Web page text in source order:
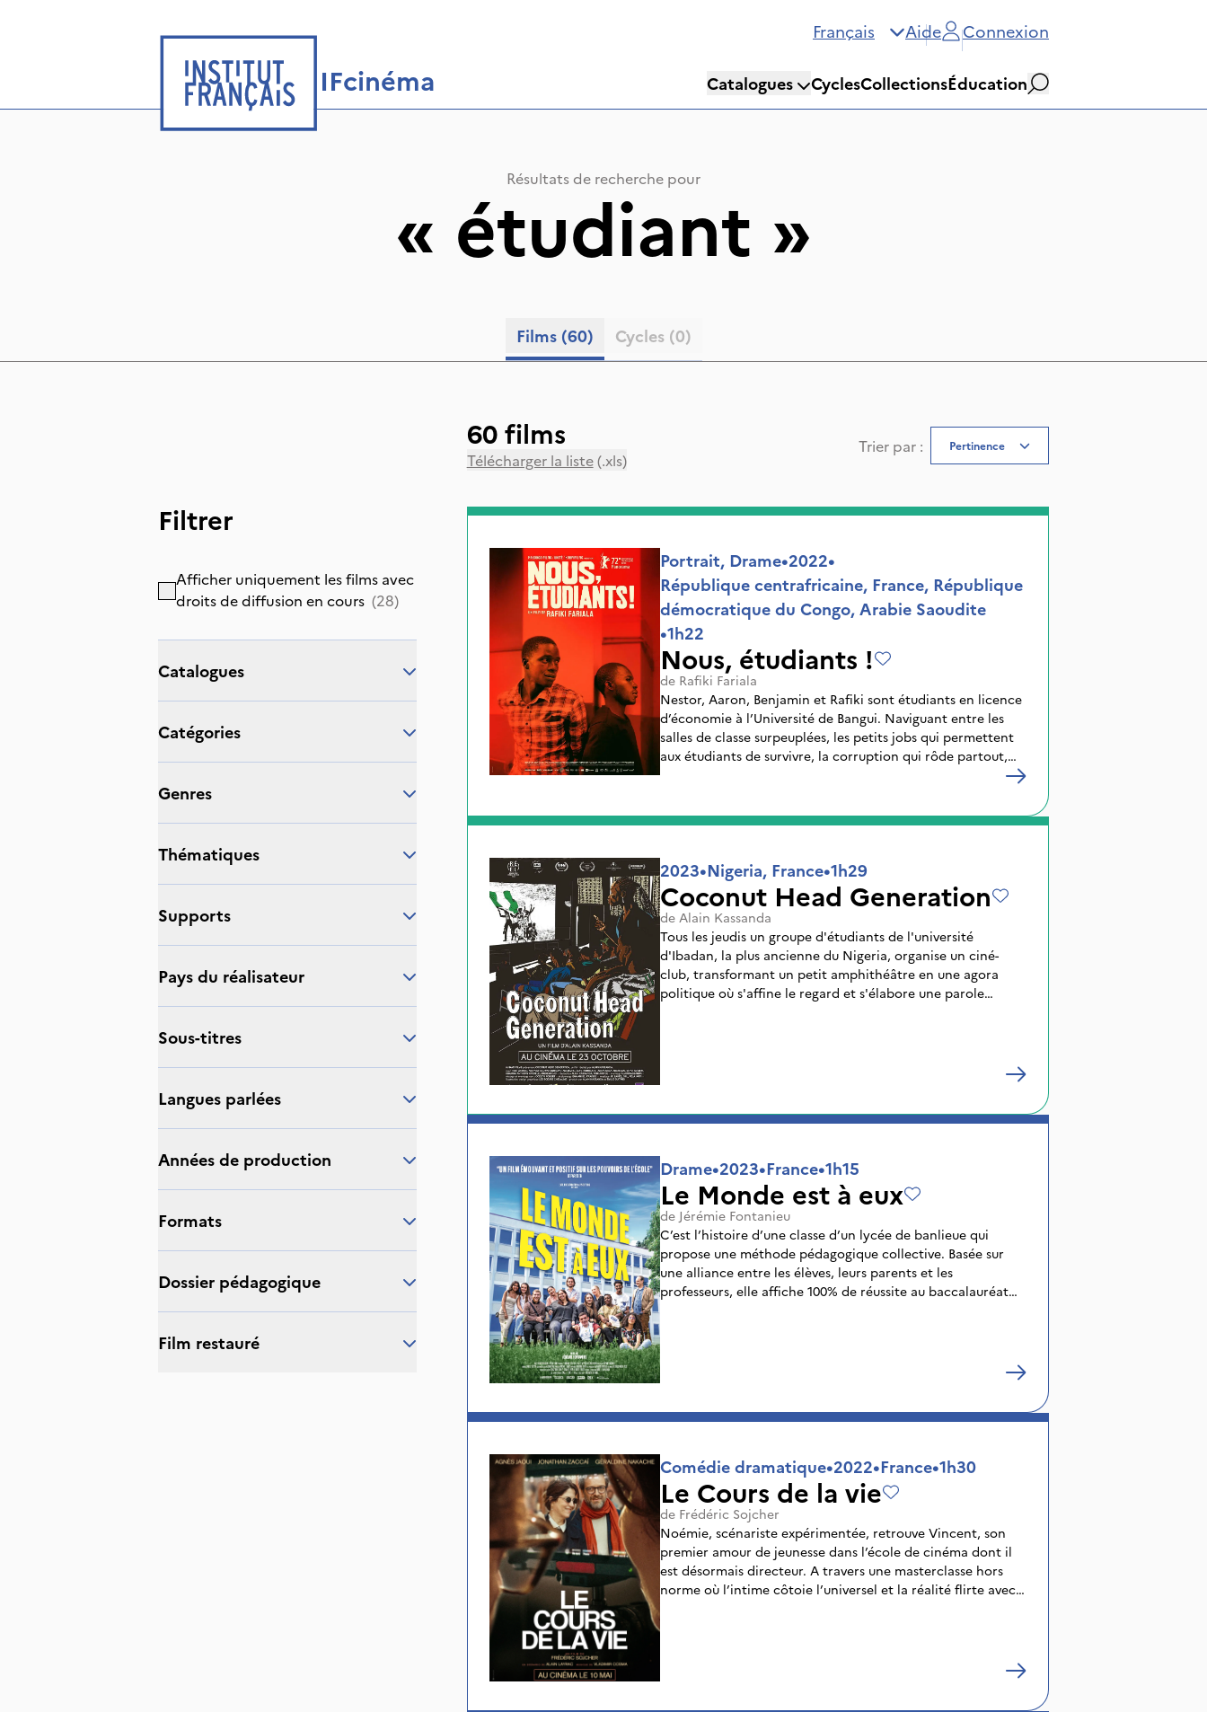
Français Aide Connexion
IFcinéma Catalogues CyclesCollectionsÉducation
Rechercher
Résultats de recherche pour
« étudiant »
Films (60) Cycles (0)
Filtrer
Afficher uniquement les films avec
droits de diffusion en cours (28)
catalogues
catégories
genres
thématiques
supports
Pays du réalisateur
sous-titres
langues parlées
Années de production
Formats
Dossier pédagogique
Film restauré
60 films
Télécharger la liste(.xls)
Trier par : Pertinence
Portrait, Drame•2022•
République centrafricaine, France, République
démocratique du Congo, Arabie Saoudite
•1h22
Nous, étudiants !
de Rafiki Fariala
Nestor, Aaron, Benjamin et Rafiki sont étudiants en licence
d’économie à l’Université de Bangui. Naviguant entre les
salles de classe surpeuplées, les petits jobs qui permettent
aux étudiants de survivre, la corruption qui rôde partout,
Rafiki nous montre ce qu’est la vie des étudiants en
continuent de rêver à un avenir meilleur pour leur pays.
2023•Nigeria, France•1h29
Coconut Head Generation
de Alain Kassanda
Tous les jeudis un groupe d'étudiants de l'université
d'Ibadan, la plus ancienne du Nigeria, organise un ciné-
club, transformant un petit amphithéâtre en une agora
politique où s'affine le regard et s'élabore une parole
Drame•2023•France•1h15
Le Monde est à eux
de Jérémie Fontanieu
C’est l’histoire d’une classe d’un lycée de banlieue qui
propose une méthode pédagogique collective. Basée sur
une alliance entre les élèves, leurs parents et les
professeurs, elle affiche 100% de réussite au baccalauréat
Comédie dramatique•2022•France•1h30
Le Cours de la vie
de Frédéric Sojcher
Noémie, scénariste expérimentée, retrouve Vincent, son
premier amour de jeunesse dans l’école de cinéma dont il
est désormais directeur. A travers une masterclasse hors
norme où l’intime côtoie l’universel et la réalité flirte avec
l’art d’écrire un scénario c’est l’art de vivre passionnément.